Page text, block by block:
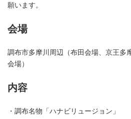
願います。
会場
調布市多摩川周辺（布田会場、京王多
会場）
内容
・調布名物「ハナビリュージョン」